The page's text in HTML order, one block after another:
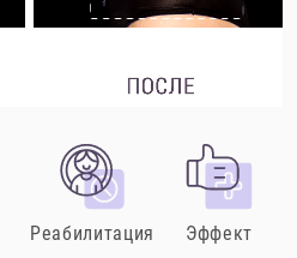
Реабилитация Эффект